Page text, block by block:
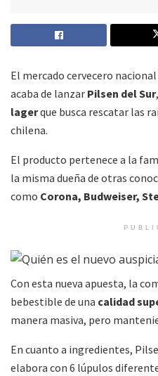
El mercado cervecero
acaba de lanzar Pilsen del Sur
lagerque busca rescatar las
chilena.
El producto pertenece a la
la misma dueña de otras
como Corona, Budweiser,
Con esta nueva apuesta, la
bebestible de una calidad
manera masiva, pero
En cuanto a ingredientes,
elabora con 6 lúpulos